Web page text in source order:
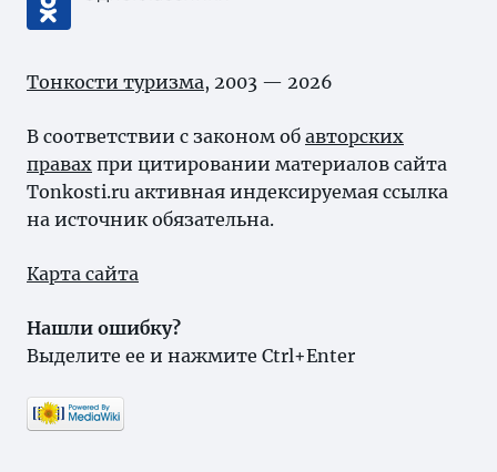
Тонкости туризма, 2003 — 2026
В соответствии с законом об авторских
правах при цитировании материалов сайта
Tonkosti.ru активная индексируемая ссылка
на источник обязательна.
Карта сайта
Нашли ошибку?
Выделите ее и нажмите Ctrl+Enter